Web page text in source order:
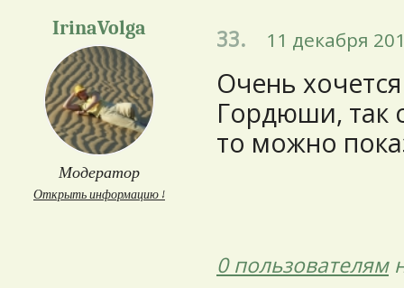
IrinaVolga
Модератор
Открыть информацию ↓
33. 11 декабря
Очень
Гордюши, так
то можно
0 пользователям